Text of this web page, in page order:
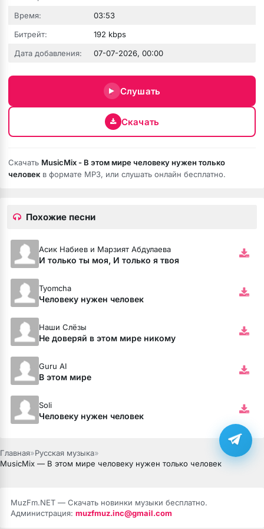
душа
Время:
03:53
Битрейт:
192 kbps
Дата добавления:
07-07-2026, 00:00
Слушать
Скачать
Скачать MusicMix - В этом мире человеку нужен только
человек в формате MP3, или слушать онлайн бесплатно.
Похожие песни
Асик Набиев и Марзият Абдулаева
И только ты моя, И только я твоя
Tyomcha
Человеку нужен человек
Наши Слёзы
Не доверяй в этом мире никому
Guru AI
В этом мире
Soli
Человеку нужен человек
Главная»Русская музыка»
MusicMix — В этом мире человеку нужен только человек
MuzFm.NET — Скачать новинки музыки бесплатно.
Администрация: muzfmuz.inc@gmail.com